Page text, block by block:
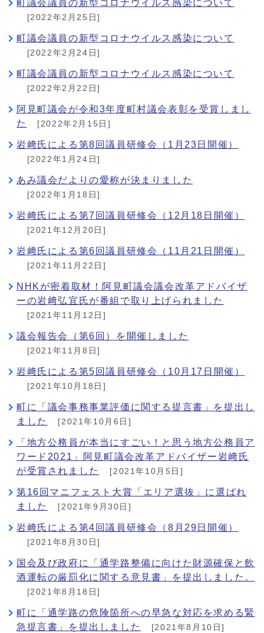
町議会議員の新型コロナウイルス感染について
[2022年2月25日]
町議会議員の新型コロナウイルス感染について
[2022年2月24日]
町議会議員の新型コロナウイルス感染について
[2022年2月22日]
阿見町議会が令和3年度町村議会表彰を受賞しまし
た
[2022年2月15日]
岩﨑氏による第8回議員研修会（1月23日開催）
[2022年1月24日]
あみ議会だよりの愛称が決まりました
[2022年1月18日]
岩﨑氏による第7回議員研修会（12月18日開催）
[2021年12月20日]
岩﨑氏による第6回議員研修会（11月21日開催）
[2021年11月22日]
NHKが密着取材！阿見町議会議会改革アドバイザ
ーの岩﨑弘宜氏が番組で取り上げられました
[2021年11月12日]
議会報告会（第6回）を開催しました
[2021年11月8日]
岩﨑氏による第5回議員研修会（10月17日開催）
[2021年10月18日]
町に「議会事務事業評価に関する提言書」を提出し
ました
[2021年10月6日]
「地方公務員が本当にすごい！と思う地方公務員ア
ワード2021」阿見町議会改革アドバイザー岩﨑氏
が受賞されました
[2021年10月5日]
第16回マニフェスト大賞「エリア選抜」に選ばれ
ました
[2021年9月30日]
岩﨑氏による第4回議員研修会（8月29日開催）
[2021年8月30日]
国会及び政府に「通学路整備に向けた財源確保と飲
酒運転の厳罰化に関する意見書」を提出しました。
[2021年8月18日]
町に「通学路の危険箇所への早急な対応を求める緊
急提言書」を提出しました
[2021年8月10日]